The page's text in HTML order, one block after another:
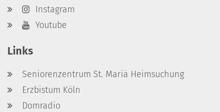
Instagram
Youtube
Links
Seniorenzentrum St. Mariä Heimsuchung
Erzbistum Köln
Domradio